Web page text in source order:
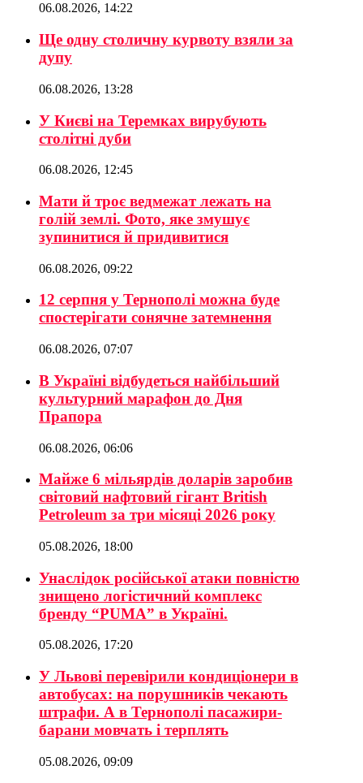
06.08.2026, 14:22
Ще одну столичну курвоту взяли за
дупу
06.08.2026, 13:28
У Києві на Теремках вирубують
столітні дуби
06.08.2026, 12:45
Мати й троє ведмежат лежать на
голій землі. Фото, яке змушує
зупинитися й придивитися
06.08.2026, 09:22
12 серпня у Тернополі можна буде
спостерігати сонячне затемнення
06.08.2026, 07:07
В Україні відбудеться найбільший
культурний марафон до Дня
Прапора
06.08.2026, 06:06
Майже 6 мільярдів доларів заробив
світовий нафтовий гігант British
Petroleum за три місяці 2026 року
05.08.2026, 18:00
Унаслідок російської атаки повністю
знищено логістичний комплекс
бренду “PUMA” в Україні.
05.08.2026, 17:20
У Львові перевірили кондиціонери в
автобусах: на порушників чекають
штрафи. А в Тернополі пасажири-
барани мовчать і терплять
05.08.2026, 09:09